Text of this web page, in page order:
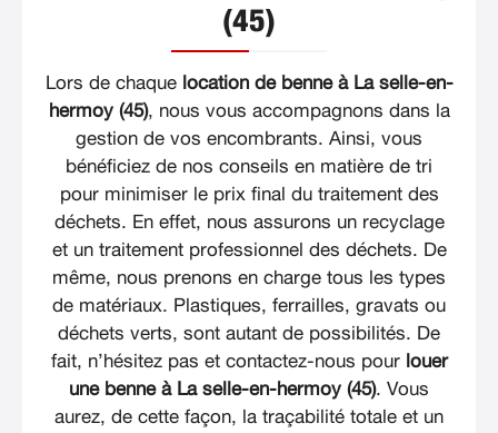
(45)
Lors de chaque location de benne à La selle-en-
hermoy (45), nous vous accompagnons dans la
gestion de vos encombrants. Ainsi, vous
bénéficiez de nos conseils en matière de tri
pour minimiser le prix final du traitement des
déchets. En effet, nous assurons un recyclage
et un traitement professionnel des déchets. De
même, nous prenons en charge tous les types
de matériaux. Plastiques, ferrailles, gravats ou
déchets verts, sont autant de possibilités. De
fait, n’hésitez pas et contactez-nous pour louer
une benne à La selle-en-hermoy (45). Vous
aurez, de cette façon, la traçabilité totale et un